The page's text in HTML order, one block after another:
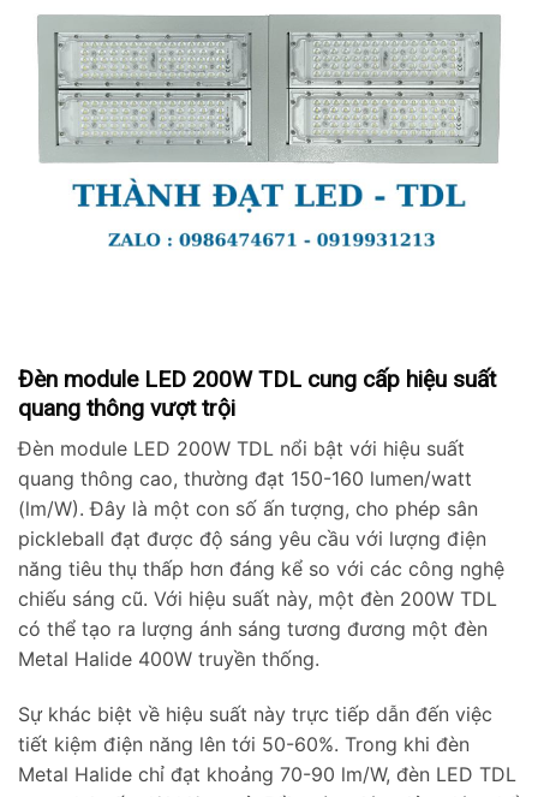
Đèn module LED 200W TDL cung cấp hiệu suất
quang thông vượt trội
Đèn module LED 200W TDL nổi bật với hiệu suất
quang thông cao, thường đạt 150-160 lumen/watt
(lm/W). Đây là một con số ấn tượng, cho phép sân
pickleball đạt được độ sáng yêu cầu với lượng điện
năng tiêu thụ thấp hơn đáng kể so với các công nghệ
chiếu sáng cũ. Với hiệu suất này, một đèn 200W TDL
có thể tạo ra lượng ánh sáng tương đương một đèn
Metal Halide 400W truyền thống.
Sự khác biệt về hiệu suất này trực tiếp dẫn đến việc
tiết kiệm điện năng lên tới 50-60%. Trong khi đèn
Metal Halide chỉ đạt khoảng 70-90 lm/W, đèn LED TDL